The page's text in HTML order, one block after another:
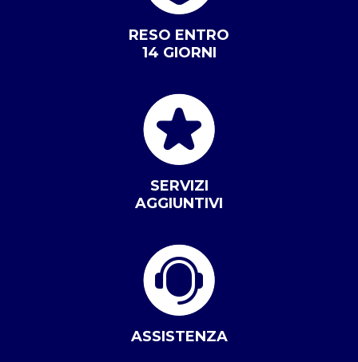
RESO ENTRO
14 GIORNI
SERVIZI
AGGIUNTIVI
ASSISTENZA